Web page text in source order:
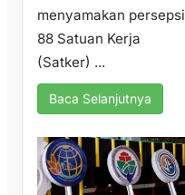
menyamakan persepsi
88 Satuan Kerja
(Satker) ...
Baca Selanjutnya